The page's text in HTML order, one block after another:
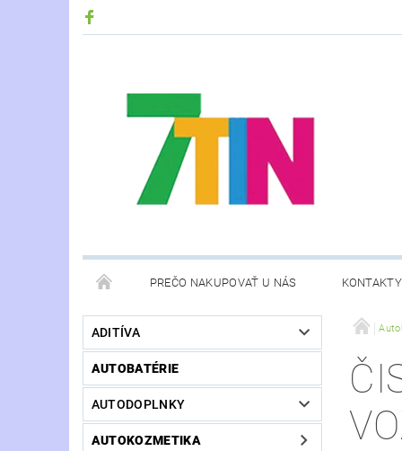
PREČO NAKUPOVAŤ U NÁS
ADITÍVA
AUTOBATÉRIE
AUTODOPLNKY
AUTOKOZMETIKA